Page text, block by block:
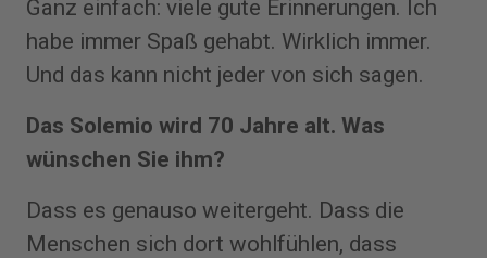
Ganz einfach: viele gute Erinnerungen. Ich
habe immer Spaß gehabt. Wirklich immer.
Und das kann nicht jeder von sich sagen.
Das Solemio wird 70 Jahre alt. Was
wünschen Sie ihm?
Dass es genauso weitergeht. Dass die
Menschen sich dort wohlfühlen, dass